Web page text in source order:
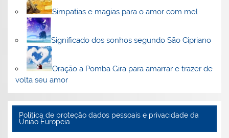
Simpatias e magias para o amor com mel
Significado dos sonhos segundo São Cipriano
Oração a Pomba Gira para amarrar e trazer de
volta seu amor
Politica de proteção dados pessoais e privacidade da
União Europeia